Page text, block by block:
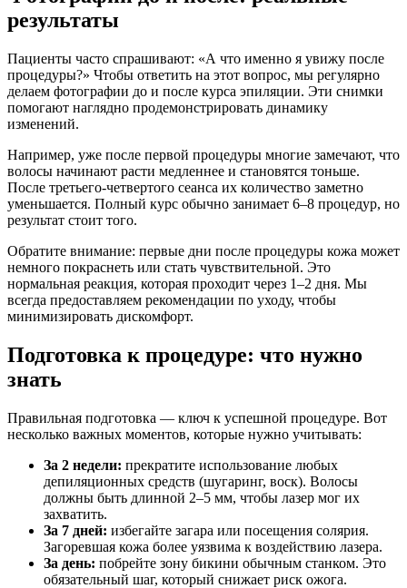
результаты
Пациенты часто спрашивают: «А что именно я увижу после
процедуры?» Чтобы ответить на этот вопрос, мы регулярно
делаем фотографии до и после курса эпиляции. Эти снимки
помогают наглядно продемонстрировать динамику
изменений.
Например, уже после первой процедуры многие замечают, что
волосы начинают расти медленнее и становятся тоньше.
После третьего-четвертого сеанса их количество заметно
уменьшается. Полный курс обычно занимает 6–8 процедур, но
результат стоит того.
Обратите внимание: первые дни после процедуры кожа может
немного покраснеть или стать чувствительной. Это
нормальная реакция, которая проходит через 1–2 дня. Мы
всегда предоставляем рекомендации по уходу, чтобы
минимизировать дискомфорт.
Подготовка к процедуре: что нужно
знать
Правильная подготовка — ключ к успешной процедуре. Вот
несколько важных моментов, которые нужно учитывать:
За 2 недели: прекратите использование любых
депиляционных средств (шугаринг, воск). Волосы
должны быть длинной 2–5 мм, чтобы лазер мог их
захватить.
За 7 дней: избегайте загара или посещения солярия.
Загоревшая кожа более уязвима к воздействию лазера.
За день: побрейте зону бикини обычным станком. Это
обязательный шаг, который снижает риск ожога.